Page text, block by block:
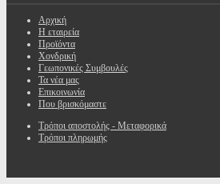
Αρχική
Η εταιρεία
Προϊόντα
Χονδρική
Γεωπονικές Συμβουλές
Τα νέα μας
Επικοινωνία
Που βρισκόμαστε
Τρόποι αποστολής - Μεταφορικά
Τρόποι πληρωμής